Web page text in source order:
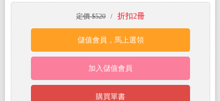
定價 $520 / 折扣2冊
儲值會員，馬上選領
加入儲值會員
購買單書